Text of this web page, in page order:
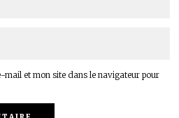
mail et mon site dans le navigateur pour